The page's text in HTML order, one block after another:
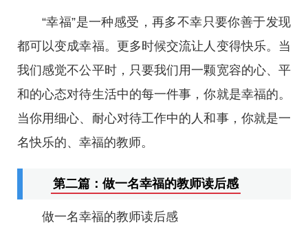
“幸福”是一种感受，再多不幸只要你善于发现
都可以变成幸福。更多时候交流让人变得快乐。当
我们感觉不公平时，只要我们用一颗宽容的心、平
和的心态对待生活中的每一件事，你就是幸福的。
当你用细心、耐心对待工作中的人和事，你就是一
名快乐的、幸福的教师。
第二篇：做一名幸福的教师读后感
做一名幸福的教师读后感